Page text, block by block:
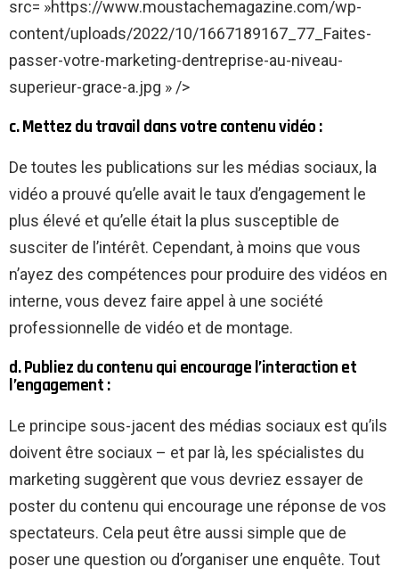
src= »https://www.moustachemagazine.com/wp-
content/uploads/2022/10/1667189167_77_Faites-
passer-votre-marketing-dentreprise-au-niveau-
superieur-grace-a.jpg » />
c. Mettez du travail dans votre contenu vidéo :
De toutes les publications sur les médias sociaux, la
vidéo a prouvé qu’elle avait le taux d’engagement le
plus élevé et qu’elle était la plus susceptible de
susciter de l’intérêt. Cependant, à moins que vous
n’ayez des compétences pour produire des vidéos en
interne, vous devez faire appel à une société
professionnelle de vidéo et de montage.
d. Publiez du contenu qui encourage l’interaction et
l’engagement :
Le principe sous-jacent des médias sociaux est qu’ils
doivent être sociaux – et par là, les spécialistes du
marketing suggèrent que vous devriez essayer de
poster du contenu qui encourage une réponse de vos
spectateurs. Cela peut être aussi simple que de
poser une question ou d’organiser une enquête. Tout